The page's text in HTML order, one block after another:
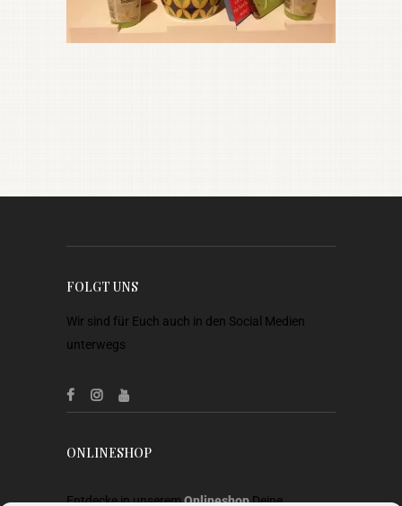
FOLGT UNS
Wir sind für Euch auch in den Social Medien
unterwegs
ONLINESHOP
Entdecke in unseremOnlineshopDeine